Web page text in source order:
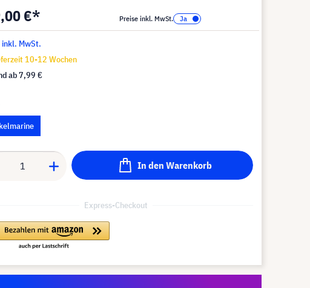
€* Preise inkl. MwSt.
inkl. MwSt.
10-12 Wochen
ab7,99 €
In den Warenkorb
Express-Checkout